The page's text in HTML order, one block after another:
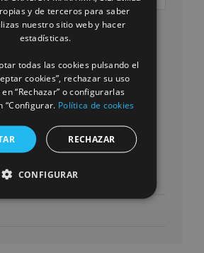
ENGLISH
FRENCH
y de terceros para saber
nuestro sitio web y hacer
estadísticas.
todas las cookies pulsando el
cookies”, rechazar su uso
“Rechazar” o configurarlas
“Configurar. Política de cookies
RECHAZAR
CONFIGURAR